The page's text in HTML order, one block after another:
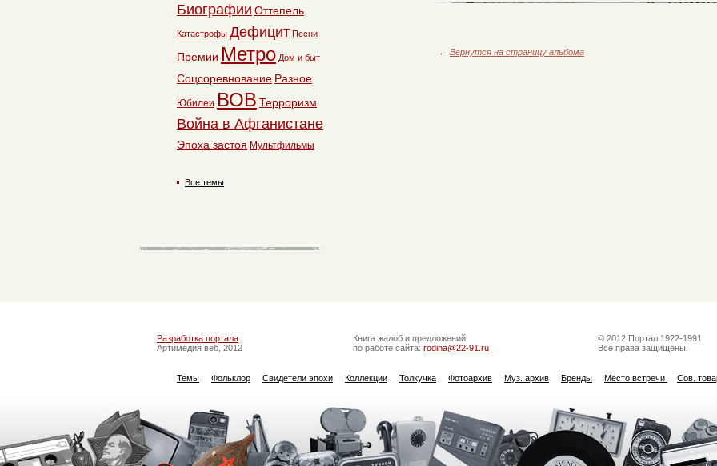
← Вернутся на страницу альбома
Биографии Оттепель
Катастрофы Дефицит Песни
Премии Метро Дом и быт
Соцсоревнование Разное
Юбилеи ВОВ Терроризм
Война в Афганистане
Эпоха застоя Мультфильмы
Все темы
Разработка портала
Артимедия веб, 2012
Книга жалоб и предложений
по работе сайта: rodina@22-91.ru
© 2012 Портал 1922-1991.
Все права защищены.
Темы Фольклор Свидетели эпохи Коллекции Толкучка Фотоархив Муз. архив Бренды Место встречи Сов.